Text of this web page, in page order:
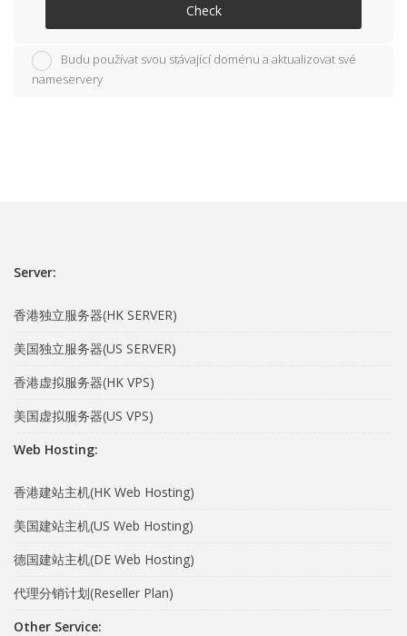
Check
Budu používat svou stávající doménu a aktualizovat své
nameservery
Server:
香港独立服务器(HK SERVER)
美国独立服务器(US SERVER)
香港虚拟服务器(HK VPS)
美国虚拟服务器(US VPS)
Web Hosting:
香港建站主机(HK Web Hosting)
美国建站主机(US Web Hosting)
德国建站主机(DE Web Hosting)
代理分销计划(Reseller Plan)
Other Service: